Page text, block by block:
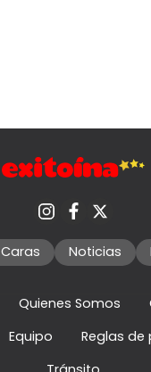
Caras Noticias
Quienes Somos
Equipo
Reglas